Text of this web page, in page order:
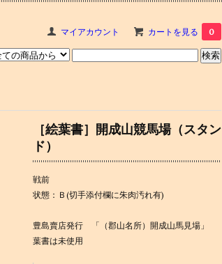
マイアカウント カートを見る 0
［絵葉書］開成山競馬場（スタン
ド）
戦前
状態：Ｂ(切手添付欄に朱肉汚れ有)
豊島賣店発行 「（郡山名所）開成山馬見場」
葉書は未使用